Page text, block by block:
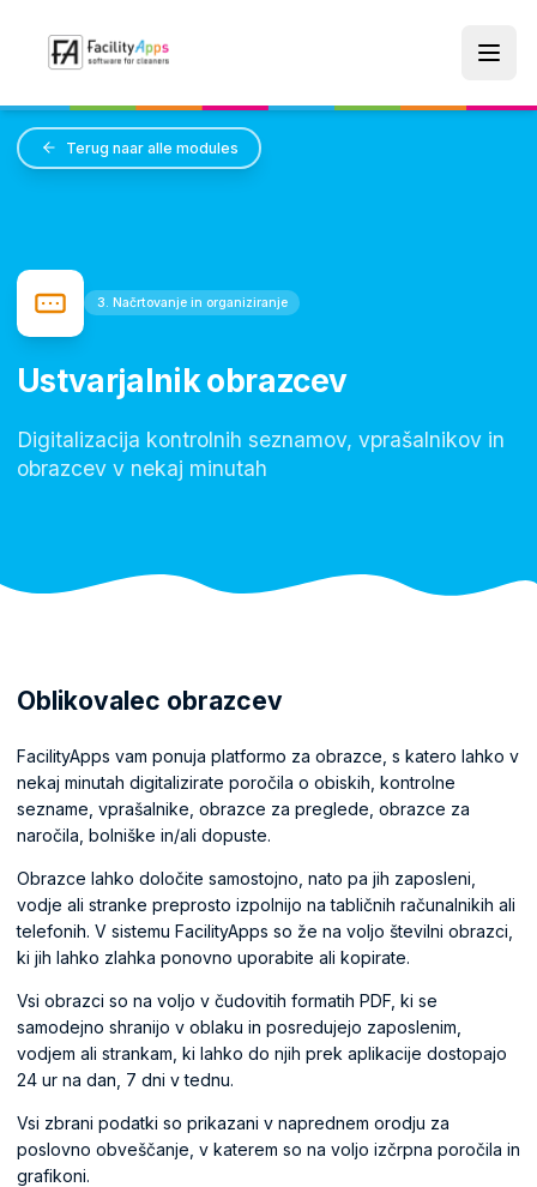
Terug naar alle modules
3. Načrtovanje in organiziranje
Ustvarjalnik obrazcev
Digitalizacija kontrolnih seznamov, vprašalnikov in
obrazcev v nekaj minutah
Oblikovalec obrazcev
FacilityApps vam ponuja platformo za obrazce, s katero lahko v
nekaj minutah digitalizirate poročila o obiskih, kontrolne
sezname, vprašalnike, obrazce za preglede, obrazce za
naročila, bolniške in/ali dopuste.
Obrazce lahko določite samostojno, nato pa jih zaposleni,
vodje ali stranke preprosto izpolnijo na tabličnih računalnikih ali
telefonih. V sistemu FacilityApps so že na voljo številni obrazci,
ki jih lahko zlahka ponovno uporabite ali kopirate.
Vsi obrazci so na voljo v čudovitih formatih PDF, ki se
samodejno shranijo v oblaku in posredujejo zaposlenim,
vodjem ali strankam, ki lahko do njih prek aplikacije dostopajo
24 ur na dan, 7 dni v tednu.
Vsi zbrani podatki so prikazani v naprednem orodju za
poslovno obveščanje, v katerem so na voljo izčrpna poročila in
grafikoni.